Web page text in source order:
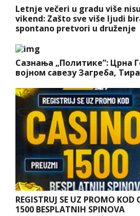
Letnje večeri u gradu više
vikend: Zašto sve više ljudi
spontano pretvori u druženje
Сазнања „Политике”: Црна
војном савезу Загреба,
REGISTRUJ SE UZ PROMO
1500 BESPLATNIH SPINOVA